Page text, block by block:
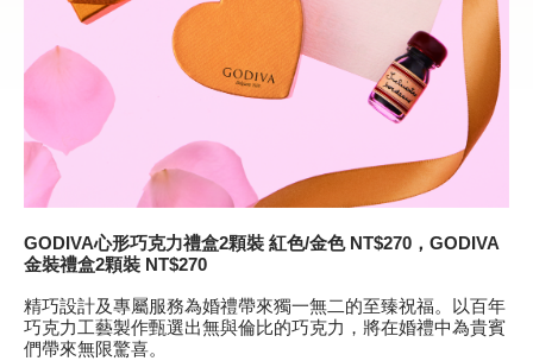
GODIVA心形巧克力禮盒2顆裝 紅色/金色NT$270，GODIVA
金裝禮盒2顆裝 NT$270
精巧設計及專屬服務為婚禮帶來獨一無二的至臻祝福。以百年
巧克力工藝製作甄選出無與倫比的巧克力，將在婚禮中為貴賓
們帶來無限驚喜。